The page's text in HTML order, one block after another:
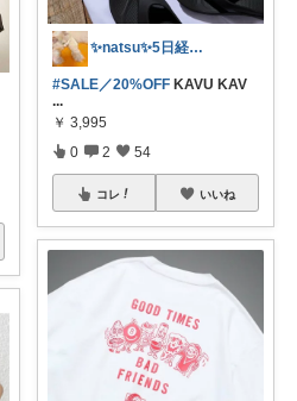
✨natsu✨5日経由購入感謝です🙏✨
#SALE／20%OFF KAVU KAV
...
￥ 3,995
0 2 54
コレ いいね